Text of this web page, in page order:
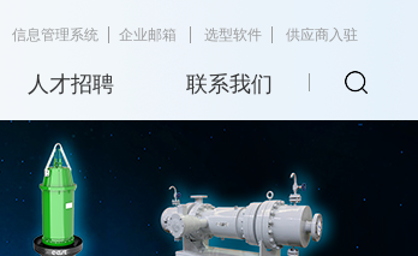
信息管理系统 企业邮箱 选型软件 供应商入驻
人才招聘 联系我们